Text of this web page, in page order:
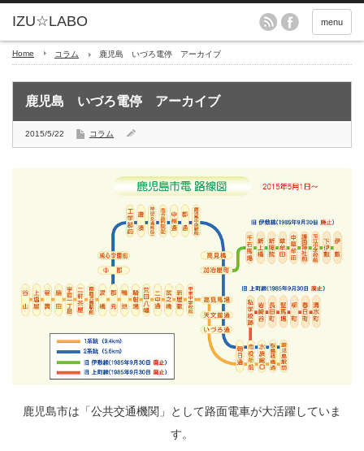
menu
Home コラム 鹿児島 いづろ電停 アーカイブ
鹿児島 いづろ電停 アーカイブ
2015/5/22 コラム
鹿児島市は「公共交通機関」として路面電車が大活躍していま
す。